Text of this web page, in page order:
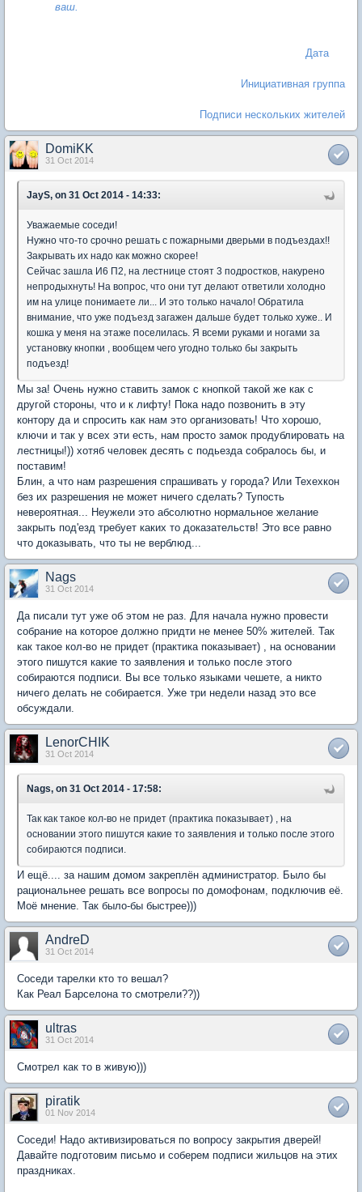
ваш.
Дата
Инициативная группа
Подписи нескольких жителей
DomiKK
31 Oct 2014
JayS, on 31 Oct 2014 - 14:33:
Уважаемые соседи!
Нужно что-то срочно решать с пожарными дверьми в подъездах!!
Закрывать их надо как можно скорее!
Сейчас зашла И6 П2, на лестнице стоят 3 подростков, накурено
непродыхнуть! На вопрос, что они тут делают ответили холодно
им на улице понимаете ли... И это только начало! Обратила
внимание, что уже подъезд загажен дальше будет только хуже.. И
кошка у меня на этаже поселилась. Я всеми руками и ногами за
установку кнопки , вообщем чего угодно только бы закрыть
подъезд!
Мы за! Очень нужно ставить замок с кнопкой такой же как с
другой стороны, что и к лифту! Пока надо позвонить в эту
контору да и спросить как нам это организовать! Что хорошо,
ключи и так у всех эти есть, нам просто замок продублировать на
лестницы!)) хотяб человек десять с подьезда собралось бы, и
поставим!
Блин, а что нам разрешения спрашивать у города? Или Техехкон
без их разрешения не может ничего сделать? Тупость
невероятная... Неужели это абсолютно нормальное желание
закрыть под'езд требует каких то доказательств! Это все равно
что доказывать, что ты не верблюд...
Nags
31 Oct 2014
Да писали тут уже об этом не раз. Для начала нужно провести
собрание на которое должно придти не менее 50% жителей. Так
как такое кол-во не придет (практика показывает) , на основании
этого пишутся какие то заявления и только после этого
собираются подписи. Вы все только языками чешете, а никто
ничего делать не собирается. Уже три недели назад это все
обсуждали.
LenorCHIK
31 Oct 2014
Nags, on 31 Oct 2014 - 17:58:
Так как такое кол-во не придет (практика показывает) , на
основании этого пишутся какие то заявления и только после этого
собираются подписи.
И ещё.... за нашим домом закреплён администратор. Было бы
рациональнее решать все вопросы по домофонам, подключив её.
Моё мнение. Так было-бы быстрее)))
AndreD
31 Oct 2014
Соседи тарелки кто то вешал?
Как Реал Барселона то смотрели??))
ultras
31 Oct 2014
Смотрел как то в живую)))
piratik
01 Nov 2014
Соседи! Надо активизироваться по вопросу закрытия дверей!
Давайте подготовим письмо и соберем подписи жильцов на этих
праздниках.